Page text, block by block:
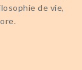
de vie,